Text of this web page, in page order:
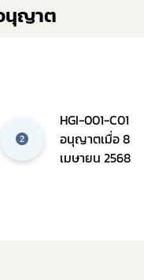
นุญาต
HGI-001-C01
อนุญาตเมื่อ 8
เมษายน 2568